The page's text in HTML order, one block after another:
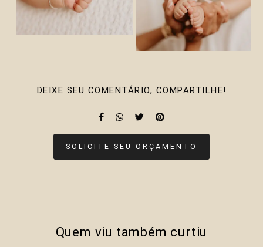
DEIXE SEU COMENTÁRIO, COMPARTILHE!
SOLICITE SEU ORÇAMENTO
Quem viu também curtiu